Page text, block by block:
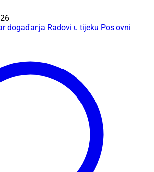
događanja Radovi u tijeku Poslovni